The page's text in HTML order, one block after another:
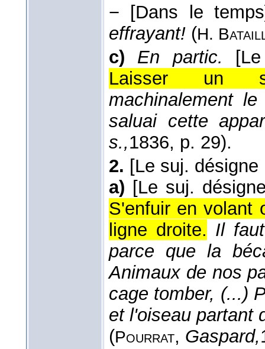
−
[Dans le
effrayant! (H.
c) En partic.
Laisser un
machinalement
saluai cette
s.,1836, p. 29).
2. [Le suj.
a) [Le suj.
S'enfuir en volant
ligne droite. Il
parce que la
Animaux de nos
cage tomber, (...)
et l'oiseau partant
(Pourrat, Gaspard,